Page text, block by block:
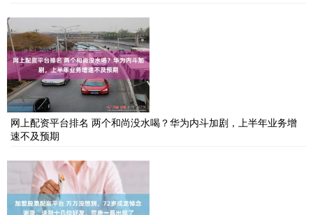
网上配资平台排名 两个和尚没水喝？华为内斗加剧，上半年业务增
速不及预期